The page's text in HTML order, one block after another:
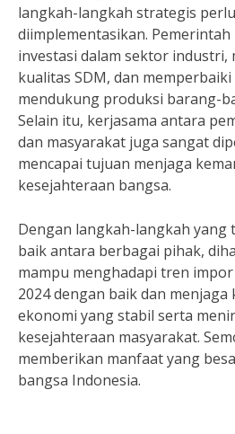
langkah-langkah strategis
diimplementasikan.
investasi dalam sektor industri,
kualitas SDM, dan
mendukung produksi barang-
Selain itu, kerjasama antara
dan masyarakat juga sangat
mencapai tujuan menjaga
kesejahteraan bangsa.
Dengan langkah-langkah yang
baik antara berbagai pihak,
mampu menghadapi tren
2024 dengan baik dan
ekonomi yang stabil serta
kesejahteraan masyarakat.
memberikan manfaat yang
bangsa Indonesia.